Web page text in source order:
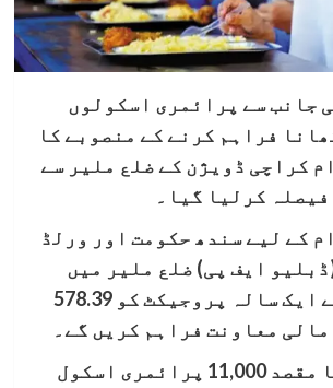
جانب سے پرائمری اسکولوں
فراہم کرنے کے منصوبے کا
کراچی ڈویژن کے ضلع ملیر سے
کرلیا گیا۔
کے لیے سندھ حکومت اور ورلڈ
ایف پی) ضلع ملیر میں
اسکول میلز کے ایک سالہ پروجیکٹ کو 578.39
معاونت فراہم کریں گے۔
اس پروگرام کا مقصد 11,000 پرائمری اسکول